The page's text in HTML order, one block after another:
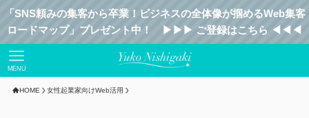
「SNS頼みの集客から卒業！ビジネスの全体像が掴めるWeb集客
ロードマップ」プレゼント中！ ▶︎▶︎▶︎ ご登録はこちら ◀︎◀︎◀︎
MENU
HOME 女性起業家向けWeb活用